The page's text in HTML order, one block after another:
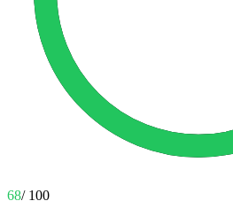
68/ 100